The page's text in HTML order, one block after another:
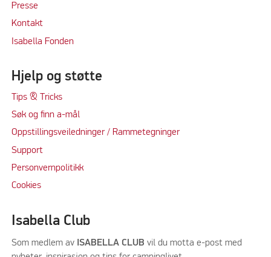
Presse
Kontakt
Isabella Fonden
Hjelp og støtte
Tips & Tricks
Søk og finn a-mål
Oppstillingsveiledninger / Rammetegninger
Support
Personvernpolitikk
Cookies
Isabella Club
Som medlem avISABELLA CLUB vil du motta e-post med